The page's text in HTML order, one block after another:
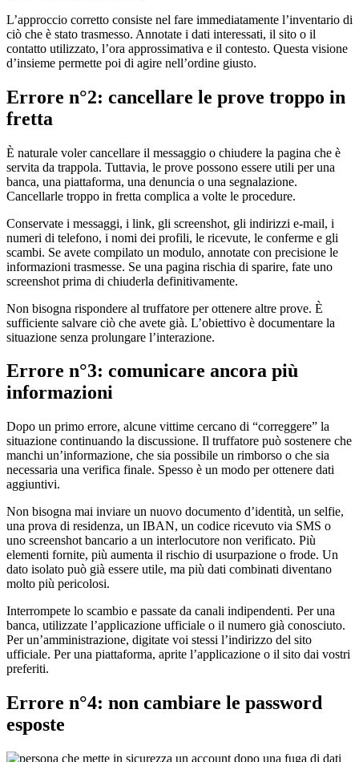
L’approccio corretto consiste nel fare immediatamente l’inventario di
ciò che è stato trasmesso. Annotate i dati interessati, il sito o il
contatto utilizzato, l’ora approssimativa e il contesto. Questa visione
d’insieme permette poi di agire nell’ordine giusto.
Errore n°2: cancellare le prove troppo in
fretta
È naturale voler cancellare il messaggio o chiudere la pagina che è
servita da trappola. Tuttavia, le prove possono essere utili per una
banca, una piattaforma, una denuncia o una segnalazione.
Cancellarle troppo in fretta complica a volte le procedure.
Conservate i messaggi, i link, gli screenshot, gli indirizzi e-mail, i
numeri di telefono, i nomi dei profili, le ricevute, le conferme e gli
scambi. Se avete compilato un modulo, annotate con precisione le
informazioni trasmesse. Se una pagina rischia di sparire, fate uno
screenshot prima di chiuderla definitivamente.
Non bisogna rispondere al truffatore per ottenere altre prove. È
sufficiente salvare ciò che avete già. L’obiettivo è documentare la
situazione senza prolungare l’interazione.
Errore n°3: comunicare ancora più
informazioni
Dopo un primo errore, alcune vittime cercano di “correggere” la
situazione continuando la discussione. Il truffatore può sostenere che
manchi un’informazione, che sia possibile un rimborso o che sia
necessaria una verifica finale. Spesso è un modo per ottenere dati
aggiuntivi.
Non bisogna mai inviare un nuovo documento d’identità, un selfie,
una prova di residenza, un IBAN, un codice ricevuto via SMS o
uno screenshot bancario a un interlocutore non verificato. Più
elementi fornite, più aumenta il rischio di usurpazione o frode. Un
dato isolato può già essere utile, ma più dati combinati diventano
molto più pericolosi.
Interrompete lo scambio e passate da canali indipendenti. Per una
banca, utilizzate l’applicazione ufficiale o il numero già conosciuto.
Per un’amministrazione, digitate voi stessi l’indirizzo del sito
ufficiale. Per una piattaforma, aprite l’applicazione o il sito dai vostri
preferiti.
Errore n°4: non cambiare le password
esposte